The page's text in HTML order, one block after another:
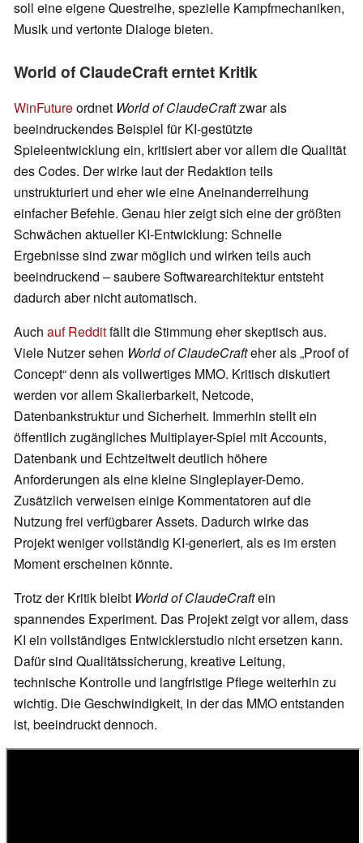
soll eine eigene Questreihe, spezielle Kampfmechaniken,
Musik und vertonte Dialoge bieten.
World of ClaudeCraft erntet Kritik
WinFutureordnet World of ClaudeCraftzwar als
beeindruckendes Beispiel für KI-gestützte
Spieleentwicklung ein, kritisiert aber vor allem die Qualität
des Codes. Der wirke laut der Redaktion teils
unstrukturiert und eher wie eine Aneinanderreihung
einfacher Befehle. Genau hier zeigt sich eine der größten
Schwächen aktueller KI-Entwicklung: Schnelle
Ergebnisse sind zwar möglich und wirken teils auch
beeindruckend – saubere Softwarearchitektur entsteht
dadurch aber nicht automatisch.
Auch auf Redditfällt die Stimmung eher skeptisch aus.
Viele Nutzer sehen World of ClaudeCrafteher als „Proof of
Concept“ denn als vollwertiges MMO. Kritisch diskutiert
werden vor allem Skalierbarkeit, Netcode,
Datenbankstruktur und Sicherheit. Immerhin stellt ein
öffentlich zugängliches Multiplayer-Spiel mit Accounts,
Datenbank und Echtzeitwelt deutlich höhere
Anforderungen als eine kleine Singleplayer-Demo.
Zusätzlich verweisen einige Kommentatoren auf die
Nutzung frei verfügbarer Assets. Dadurch wirke das
Projekt weniger vollständig KI-generiert, als es im ersten
Moment erscheinen könnte.
Trotz der Kritik bleibt World of ClaudeCraftein
spannendes Experiment. Das Projekt zeigt vor allem, dass
KI ein vollständiges Entwicklerstudio nicht ersetzen kann.
Dafür sind Qualitätssicherung, kreative Leitung,
technische Kontrolle und langfristige Pflege weiterhin zu
wichtig. Die Geschwindigkeit, in der das MMO entstanden
ist, beeindruckt dennoch.